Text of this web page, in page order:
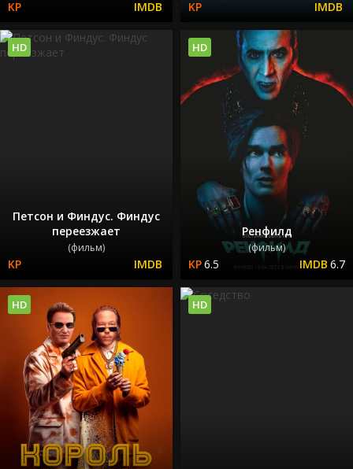
Петсон и Финдус. Финдус
переезжает
(фильм)
HD
Ренфилд
(фильм)
6.5 6.7
HD
HD HD